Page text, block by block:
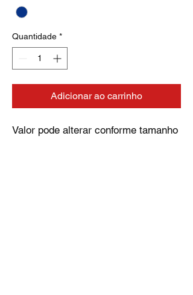
Quantidade *
Adicionar ao carrinho
Valor pode alterar conforme tamanho